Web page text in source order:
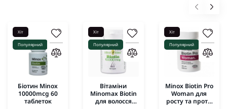
Хіт
Популярний
Біотин Minox
10000mcg 60
таблеток
Хіт
Популярний
Вітаміни
Minomax Biotin
для волосся
Хіт
Популярний
Minox Biotin Pro
Woman для
росту та проти